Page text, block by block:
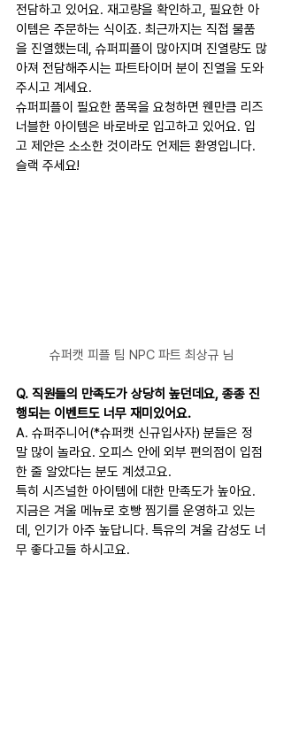
전담하고 있어요. 재고량을 확인하고, 필요한 아
이템은 주문하는 식이죠. 최근까지는 직접 물품
을 진열했는데, 슈퍼피플이 많아지며 진열량도 많
아져 전담해주시는 파트타이머 분이 진열을 도와
주시고 계세요.
슈퍼피플이 필요한 품목을 요청하면 웬만큼 리즈
너블한 아이템은 바로바로 입고하고 있어요. 입
고 제안은 소소한 것이라도 언제든 환영입니다.
슬랙 주세요!
슈퍼캣 피플 팀 NPC 파트 최상규 님
Q. 직원들의 만족도가 상당히 높던데요, 종종 진
행되는 이벤트도 너무 재미있어요.
A. 슈퍼주니어(*슈퍼캣 신규입사자) 분들은 정
말 많이 놀라요. 오피스 안에 외부 편의점이 입점
한 줄 알았다는 분도 계셨고요.
특히 시즈널한 아이템에 대한 만족도가 높아요.
지금은 겨울 메뉴로 호빵 찜기를 운영하고 있는
데, 인기가 아주 높답니다. 특유의 겨울 감성도 너
무 좋다고들 하시고요.